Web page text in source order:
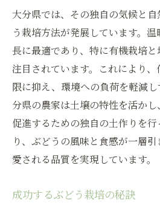
大分県では、その独自の気候と
う栽培方法が発展しています。
長に最適であり、特に有機栽培
注目されています。これにより
限に抑え、環境への負荷を軽減
分県の農家は土壌の特性を活か
促進するための独自の土作りを
り、ぶどうの風味と食感が一層
愛される品質を実現しています。
成功するぶどう栽培の秘訣